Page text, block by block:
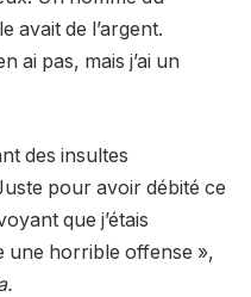
avait de l’argent.
ai pas, mais j’ai un
des insultes
pour avoir débité ce
que j’étais
une horrible offense »,